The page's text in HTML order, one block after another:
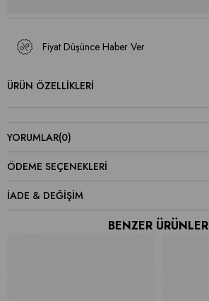
Fiyat Düşünce Haber Ver
ÜRÜN ÖZELLIKLERI
YORUMLAR(0)
ÖDEME SEÇENEKLERI
İADE & DEĞİŞİM
BENZER ÜRÜNLER